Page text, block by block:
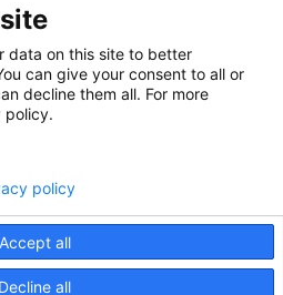
van het HBO
data on this site to better
can give your consent to all or
decline them all. For more
policy.
Accept all
Decline all
policy